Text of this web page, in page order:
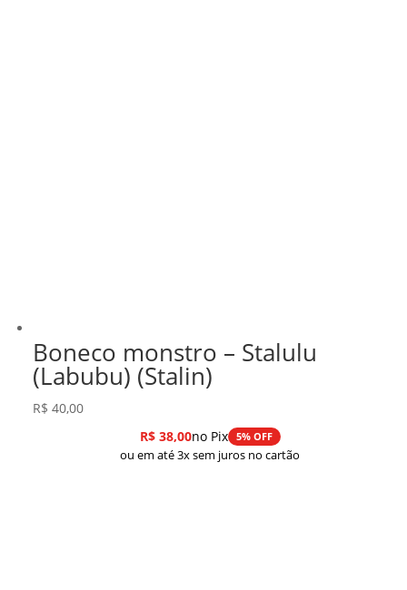
Boneco monstro – Stalulu
(Labubu) (Stalin)
R$ 40,00
R$38,00no Pix 5% OFF
ou em até 3x sem juros no cartão